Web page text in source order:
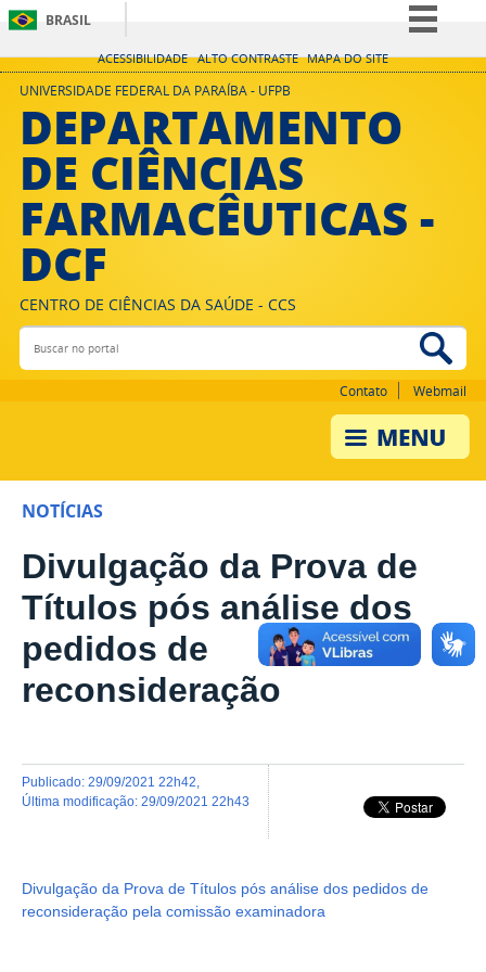
ACESSIBILIDADE ALTO CONTRASTE MAPA DO SITE
BRASIL
Simplifique!
Participe
Acesso à informação
Canais
UNIVERSIDADE FEDERAL DA PARAÍBA - UFPB
DEPARTAMENTO
DE CIÊNCIAS
FARMACÊUTICAS -
DCF
CENTRO DE CIÊNCIAS DA SAÚDE - CCS
Buscar no portal
Contato Webmail
NOTÍCIAS
Divulgação da Prova de
Títulos pós análise dos
pedidos de
reconsideração
publicado: 29/09/2021 22h42
última modificação: 29/09/2021 22h43
Divulgação da Prova de Títulos pós análise dos pedidos de
reconsideração pela comissão examinadora